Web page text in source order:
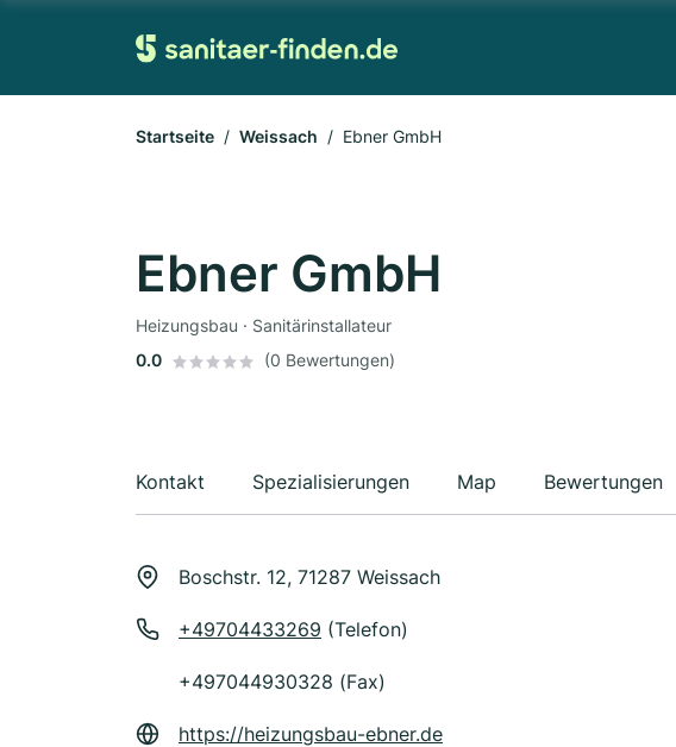
Startseite Weissach Ebner GmbH
Ebner GmbH
Heizungsbau · Sanitärinstallateur
0.0
(0 Bewertungen)
Kontakt Spezialisierungen Map Bewertungen
Boschstr. 12, 71287 Weissach
+49704433269 (Telefon)
+497044930328 (Fax)
https://heizungsbau-ebner.de